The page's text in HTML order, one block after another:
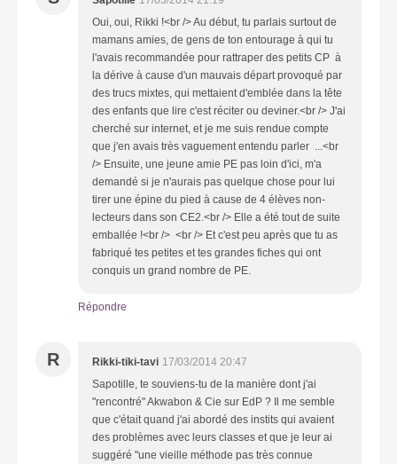
Oui, oui, Rikki !<br /> Au début, tu parlais surtout de
mamans amies, de gens de ton entourage à qui tu
l'avais recommandée pour rattraper des petits CP à
la dérive à cause d'un mauvais départ provoqué par
des trucs mixtes, qui mettaient d'emblée dans la tête
des enfants que lire c'est réciter ou deviner.<br /> J'ai
cherché sur internet, et je me suis rendue compte
que j'en avais très vaguement entendu parler ...<br
/> Ensuite, une jeune amie PE pas loin d'ici, m'a
demandé si je n'aurais pas quelque chose pour lui
tirer une épine du pied à cause de 4 élèves non-
lecteurs dans son CE2.<br /> Elle a été tout de suite
emballée !<br /> <br /> Et c'est peu après que tu as
fabriqué tes petites et tes grandes fiches qui ont
conquis un grand nombre de PE.
Répondre
R Rikki-tiki-tavi 17/03/2014 20:47
Sapotille, te souviens-tu de la manière dont j'ai
"rencontré" Akwabon & Cie sur EdP ? Il me semble
que c'était quand j'ai abordé des instits qui avaient
des problèmes avec leurs classes et que je leur ai
suggéré "une vieille méthode pas très connue